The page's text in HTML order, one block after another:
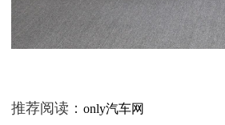
推荐阅读：only汽车网